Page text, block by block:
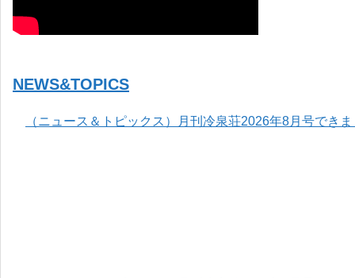
NEWS&TOPICS
（ニュース＆トピックス）月刊冷泉荘2026年8月号でき